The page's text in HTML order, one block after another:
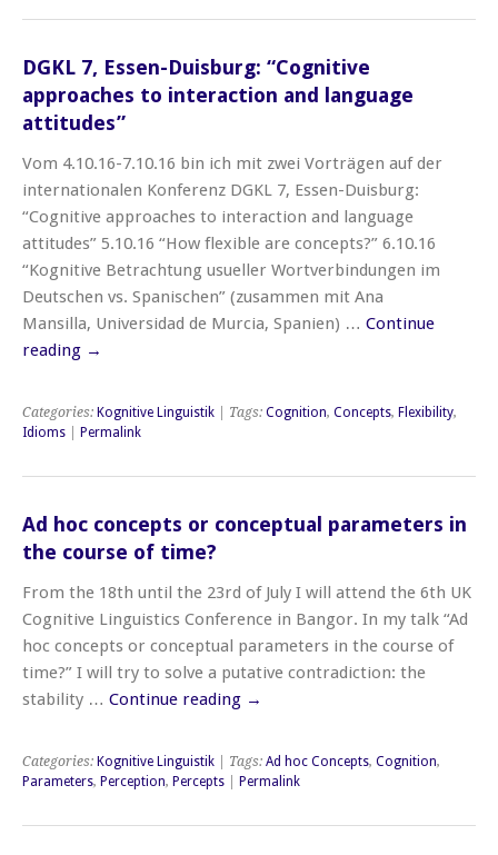
DGKL 7, Essen-Duisburg: “Cognitive
approaches to interaction and language
attitudes”
Vom 4.10.16-7.10.16 bin ich mit zwei Vorträgen auf der
internationalen Konferenz DGKL 7, Essen-Duisburg:
“Cognitive approaches to interaction and language
attitudes” 5.10.16 “How flexible are concepts?” 6.10.16
“Kognitive Betrachtung usueller Wortverbindungen im
Deutschen vs. Spanischen” (zusammen mit Ana
Mansilla, Universidad de Murcia, Spanien) … Continue
reading →
Categories: Kognitive Linguistik | Tags: Cognition, Concepts, Flexibility,
Idioms
Permalink
Ad hoc concepts or conceptual parameters in
the course of time?
From the 18th until the 23rd of July I will attend the 6th UK
Cognitive Linguistics Conference in Bangor. In my talk “Ad
hoc concepts or conceptual parameters in the course of
time?” I will try to solve a putative contradiction: the
stability … Continue reading →
Categories: Kognitive Linguistik | Tags: Ad hoc Concepts, Cognition,
Parameters, Perception, Percepts Permalink